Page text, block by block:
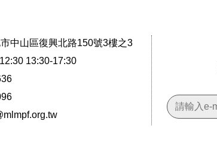
中山區復興北路150號3樓之3
13:30-17:30